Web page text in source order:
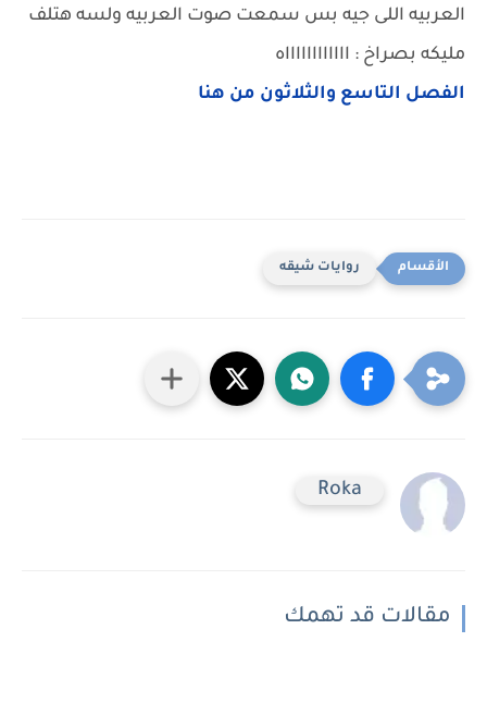
العربيه اللى جيه بس سمعت صوت العربيه ولسه هتلف
مليكه بصراخ : ااااااااااااه
الفصل التاسع والثلاثون من هنا
روايات شيقه
Roka
مقالات قد تهمك